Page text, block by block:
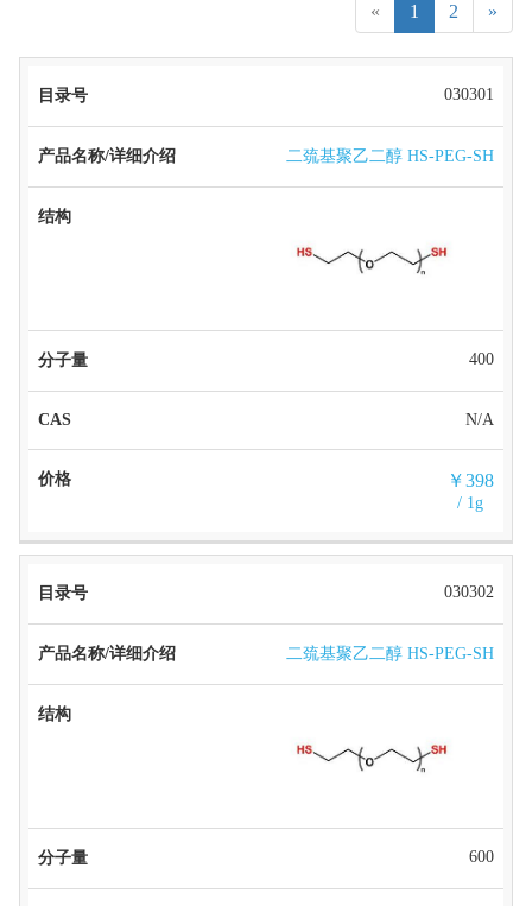
« 1 2 »
目
录
号
产
称/
介
结
分
子
量
CAS
030301
二巯基聚乙二醇 HS-PEG-SH
400
N/A
￥398
/ 1g
030302
二巯基聚乙二醇 HS-PEG-SH
600